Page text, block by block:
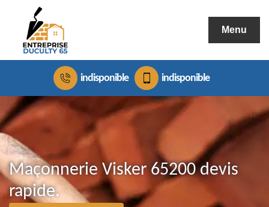
Menu
indisponible indisponible
Maçonnerie Visker 65200 devis
rapide.